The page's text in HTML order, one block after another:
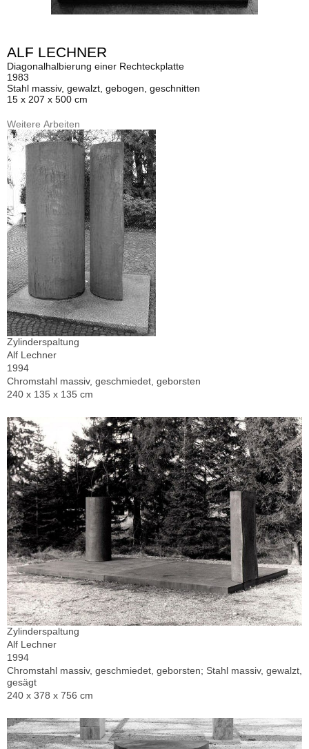
ALF LECHNER
Diagonalhalbierung einer Rechteckplatte
1983
Stahl massiv, gewalzt, gebogen, geschnitten
15 x 207 x 500 cm
Weitere Arbeiten
Zylinderspaltung
Alf Lechner
1994
Chromstahl massiv, geschmiedet, geborsten
240 x 135 x 135 cm
Zylinderspaltung
Alf Lechner
1994
Chromstahl massiv, geschmiedet, geborsten; Stahl massiv, gewalzt,
gesägt
240 x 378 x 756 cm